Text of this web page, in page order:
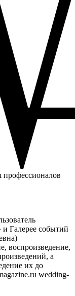
профессионалов
Галерее событий
воспроизведение,
а
их до
wedding-